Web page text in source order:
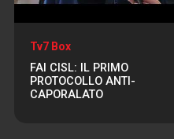
Tv7 Box
FAI CISL: IL PRIMO
PROTOCOLLO ANTI-
CAPORALATO